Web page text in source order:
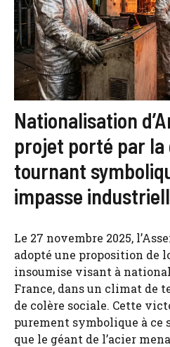
Nationalisation
projet porté par la
tournant
impasse
Le 27 novembre 2025,
adopté une proposition de
insoumise visant à
France, dans un climat de
de colère sociale. Cette
purement symbolique à
que le géant de l’acier